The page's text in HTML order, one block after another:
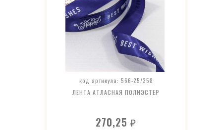
код артикула: 566-25/358
ЛЕНТА АТЛАСНАЯ ПОЛИЭСТЕР
270,25₽